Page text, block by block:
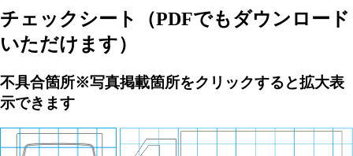
チェックシート
（PDFでもダウンロード
いただけます）
不具合箇所※写真掲載箇所をクリックすると拡大表
示できます